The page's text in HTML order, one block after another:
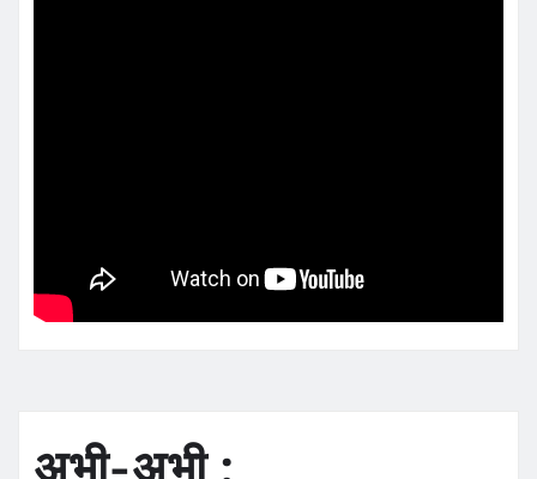
अभी-अभी :